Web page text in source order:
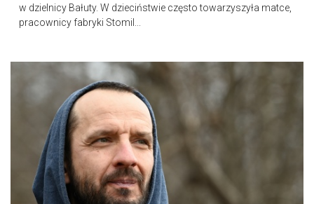
w dzielnicy Bałuty. W dzieciństwie często towarzyszyła matce,
pracownicy fabryki Stomil...